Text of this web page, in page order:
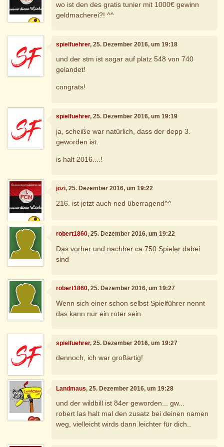
wo ist den des gratis tunier mit 1000€ gewinn
geldmacherei?! ^^
spielfuehrer, 25. Dezember 2016, um 19:18
und der stm ist sogar auf platz 548 von 740
gelandet!
congrats!
spielfuehrer, 25. Dezember 2016, um 19:19
ja, scheiße war natürlich, dass der depp 3.
geworden ist.
is halt 2016....!
jozi, 25. Dezember 2016, um 19:22
216. ist jetzt auch ned überragend^^
robert1860, 25. Dezember 2016, um 19:22
Das vorher und nachher ca 750 Spieler dabei
sind
robert1860, 25. Dezember 2016, um 19:27
Wenn sich einer schon selbst Spielführer nennt
das kann nur ein roter sein
spielfuehrer, 25. Dezember 2016, um 19:27
dennoch, ich war großartig!
Landmaus, 25. Dezember 2016, um 19:28
und der wildbill ist 84er geworden... gw...
robert las halt mal den zusatz bei deinen namen
weg, vielleicht wirds dann leichter für dich..